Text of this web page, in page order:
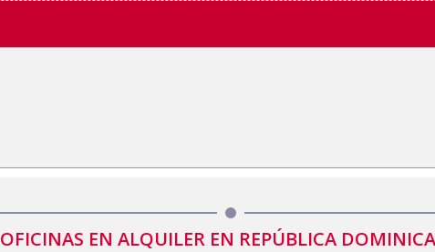
OFICINAS EN ALQUILER EN REPÚBLICA